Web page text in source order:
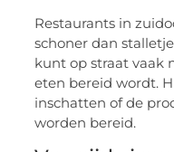
Restaurants in
schoner dan
kunt op straat vaak
eten bereid wordt.
inschatten of de
worden bereid.